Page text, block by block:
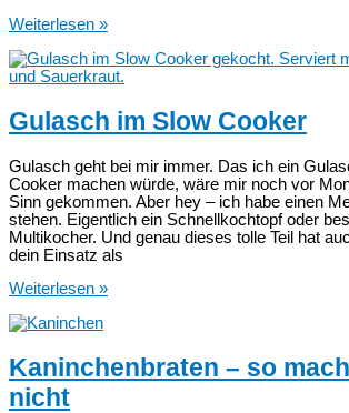
Hühnersuppe
Schnellkochtopf
Weiterlesen »
Gulasch im Slow Cooker
Gulasch geht bei mir immer. Das ich ein
Cooker machen würde, wäre mir noch vor
Sinn gekommen. Aber hey – ich habe einen
stehen. Eigentlich ein Schnellkochtopf oder
Multikocher. Und genau dieses tolle Teil hat
dein Einsatz als
Gulasch
Slow
Weiterlesen »
Kaninchenbraten – so
nicht